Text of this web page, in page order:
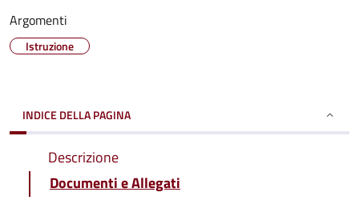
Argomenti
Istruzione
INDICE DELLA PAGINA
Descrizione
Documenti e Allegati